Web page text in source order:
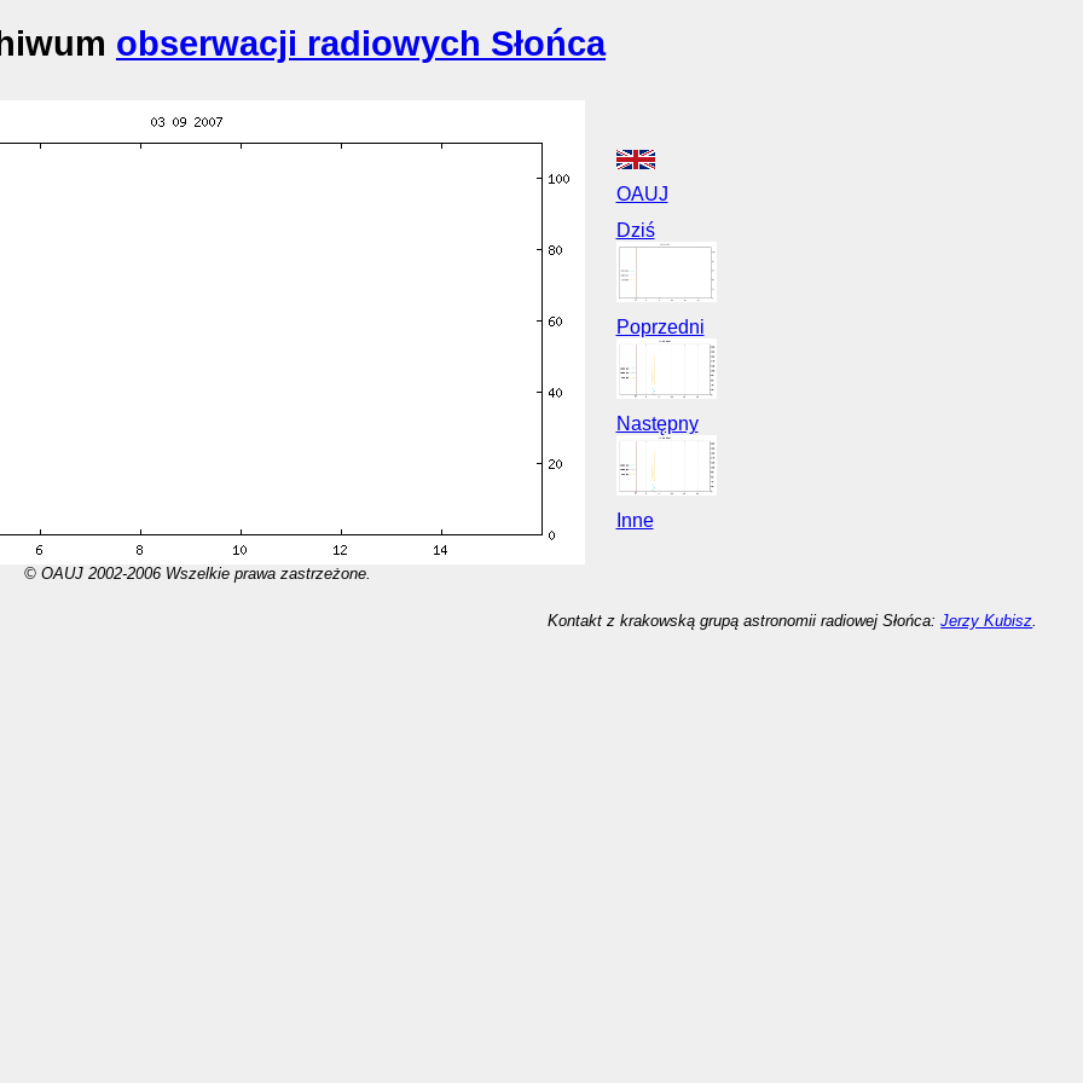
obserwacji radiowych Słońca
© OAUJ 2002-2006 Wszelkie prawa zastrzeżone.
OAUJ
Dziś
Poprzedni
Następny
Inne
Kontakt z krakowską grupą astronomii radiowej Słońca:Jerzy Kubisz.